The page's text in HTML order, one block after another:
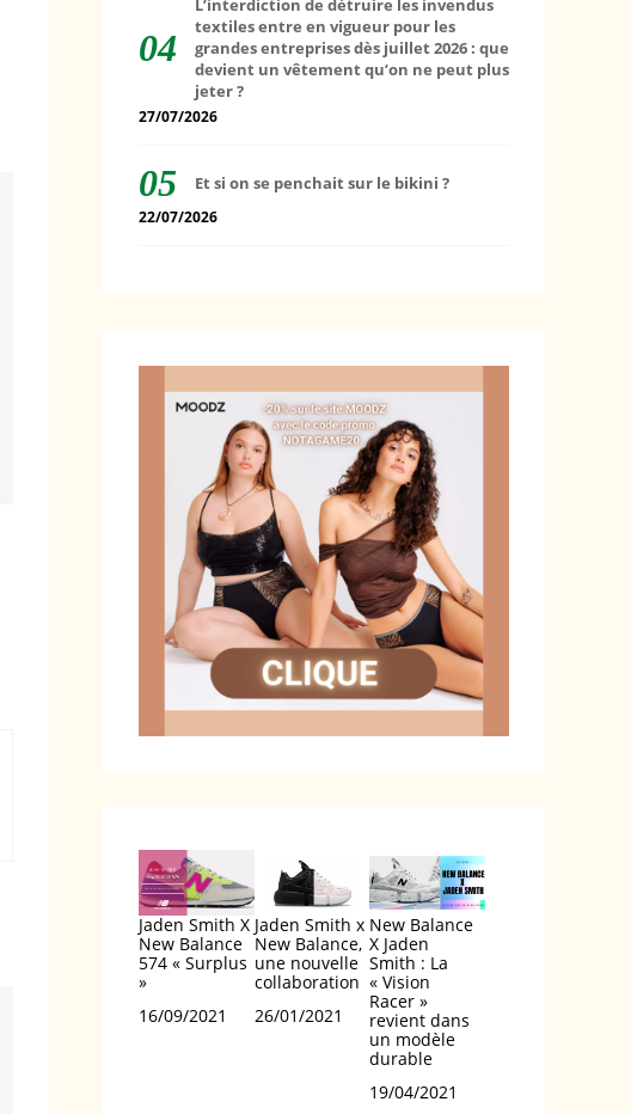
L’interdiction de détruire les invendus
textiles entre en vigueur pour les
grandes entreprises dès juillet 2026 : que
devient un vêtement qu’on ne peut plus
jeter ?
27/07/2026
Et si on se penchait sur le bikini ?
22/07/2026
Jaden Smith X
New Balance
574 « Surplus
»
Date
16/09/2021
Jaden Smith x
New Balance,
une nouvelle
collaboration
Date
26/01/2021
New Balance
X Jaden
Smith : La
« Vision
Racer »
revient dans
un modèle
durable
Date
19/04/2021